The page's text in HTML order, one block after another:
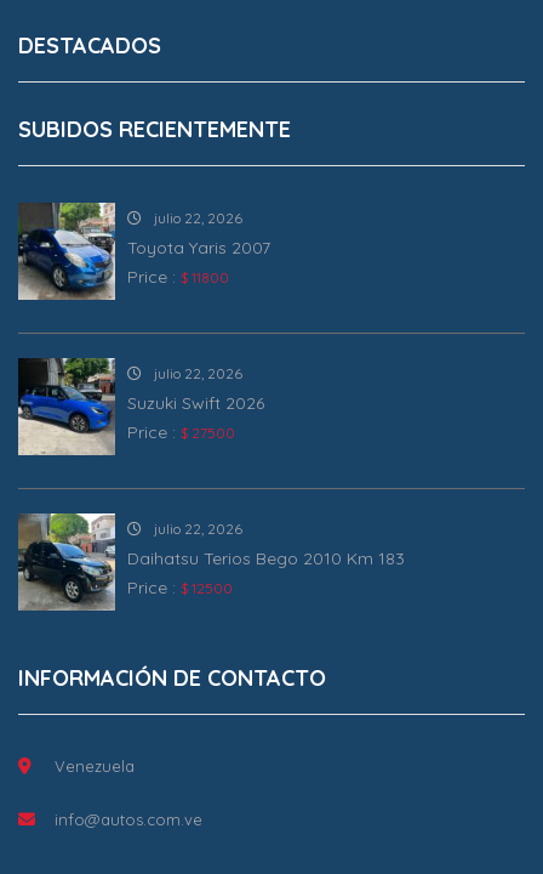
DESTACADOS
SUBIDOS RECIENTEMENTE
julio 22, 2026
Toyota Yaris 2007
Price : $ 11800
julio 22, 2026
Suzuki Swift 2026
Price : $ 27500
julio 22, 2026
Daihatsu Terios Bego 2010 Km 183
Price : $ 12500
INFORMACIÓN DE CONTACTO
Venezuela
info@autos.com.ve